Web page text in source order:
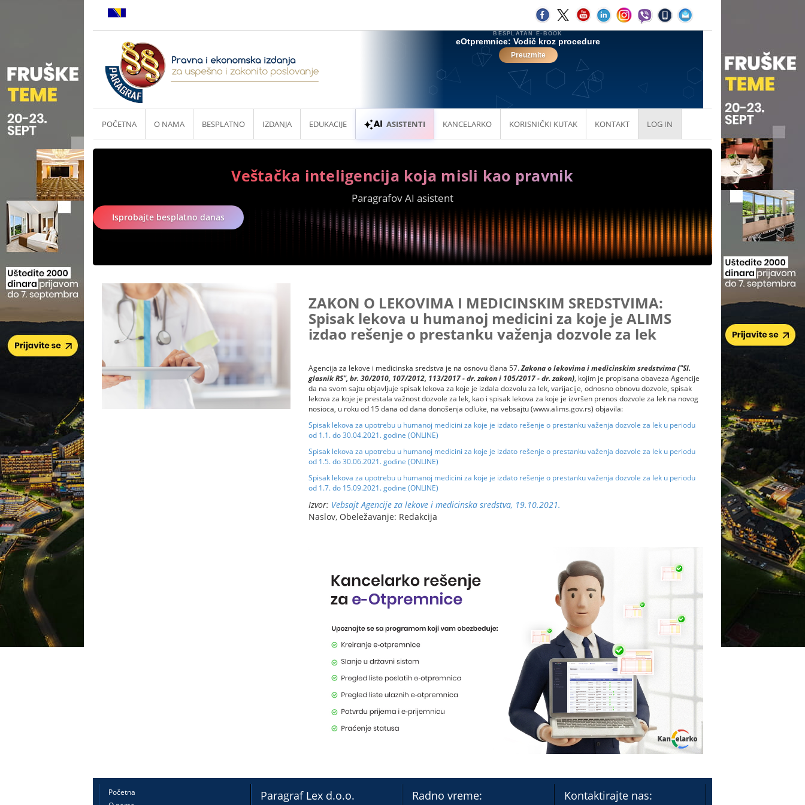
POČETNA O NAMA BESPLATNO IZDANJA EDUKACIJE ASISTENTI KANCELARKO KORISNIČKI KUTAK KONTAKT LOG IN
Veštačka inteligencija koja misli kao pravnik
Paragrafov AI asistent
Isprobajte besplatno danas
ZAKON O LEKOVIMA I MEDICINSKIM SREDSTVIMA:
Spisak lekova u humanoj medicini za koje je ALIMS
izdao rešenje o prestanku važenja dozvole za lek
Agencija za lekove i medicinska sredstva je na osnovu člana 57.Zakona o lekovima i medicinskim sredstvima ("Sl.
glasnik RS", br. 30/2010, 107/2012, 113/2017 - dr. zakon i 105/2017 - dr. zakon), kojim je propisana obaveza Agencije
da na svom sajtu objavljuje spisak lekova za koje je izdala dozvolu za lek, varijacije, odnosno obnovu dozvole, spisak
lekova za koje je prestala važnost dozvole za lek, kao i spisak lekova za koje je izvršen prenos dozvole za lek na novog
nosioca, u roku od 15 dana od dana donošenja odluke, na vebsajtu (www.alims.gov.rs) objavila:
Spisak lekova za upotrebu u humanoj medicini za koje je izdato rešenje o prestanku važenja dozvole za lek u periodu
od 1.1. do 30.04.2021. godine (ONLINE)
Spisak lekova za upotrebu u humanoj medicini za koje je izdato rešenje o prestanku važenja dozvole za lek u periodu
od 1.5. do 30.06.2021. godine (ONLINE)
Spisak lekova za upotrebu u humanoj medicini za koje je izdato rešenje o prestanku važenja dozvole za lek u periodu
od 1.7. do 15.09.2021. godine (ONLINE)
Izvor: Vebsajt Agencije za lekove i medicinska sredstva, 19.10.2021.
Naslov, Obeležavanje: Redakcija
Početna
Paragraf Lex d.o.o. Radno vreme: Kontaktirajte nas: